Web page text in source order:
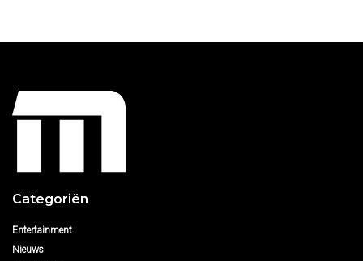
Categoriën
Entertainment
Nieuws